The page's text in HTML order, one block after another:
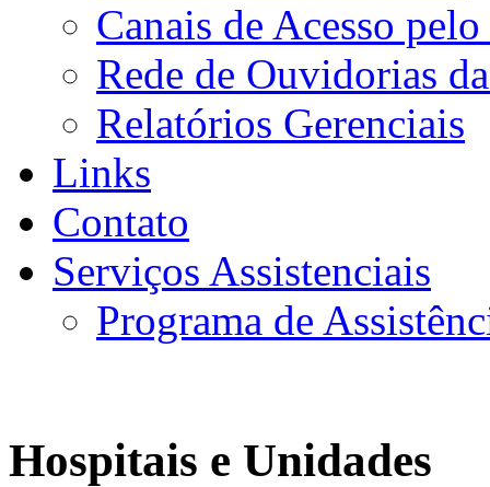
Canais de Acesso
Rede de Ouvidorias
Relatórios Gerenciais
Links
Contato
Serviços Assistenciais
Programa de
Hospitais e Unidades